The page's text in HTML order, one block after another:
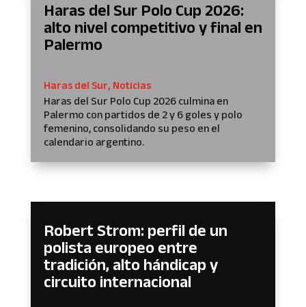
Haras del Sur Polo Cup 2026:
alto nivel competitivo y final en
Palermo
Haras del Sur, Noticias
Haras del Sur Polo Cup 2026 culmina en
Palermo con partidos de 2 y 6 goles y polo
femenino, consolidando su peso en el
calendario argentino.
Robert Strom: perfil de un
polista europeo entre
tradición, alto hándicap y
circuito internacional